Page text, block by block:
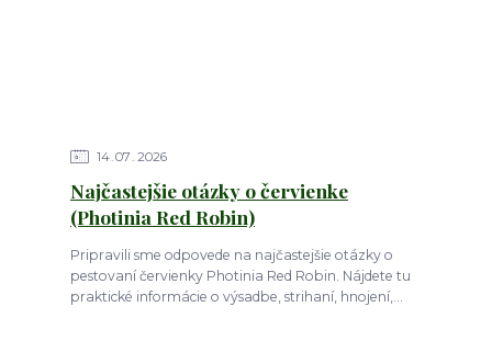
14 07 2026
Najčastejšie otázky o červienke
(Photinia Red Robin)
Pripravili sme odpovede na najčastejšie otázky o
pestovaní červienky Photinia Red Robin. Nájdete tu
praktické informácie o výsadbe, strihaní, hnojení,...